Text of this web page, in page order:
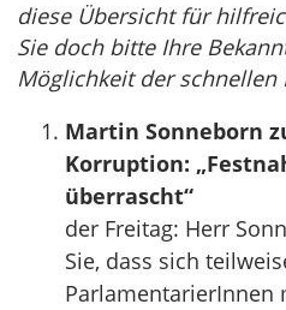
diese Übersicht für
Sie doch bitte Ihre
Möglichkeit der
Martin Sonneborn
Korruption:
überrascht“
der Freitag: Herr
Sie, dass sich
ParlamentarierInnen